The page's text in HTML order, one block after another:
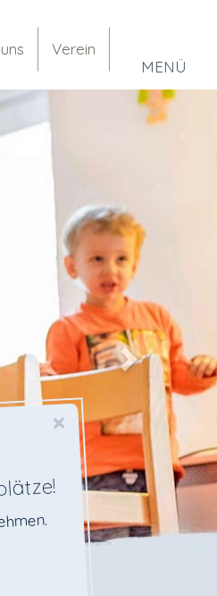
MENÜ
Verein
Next
×